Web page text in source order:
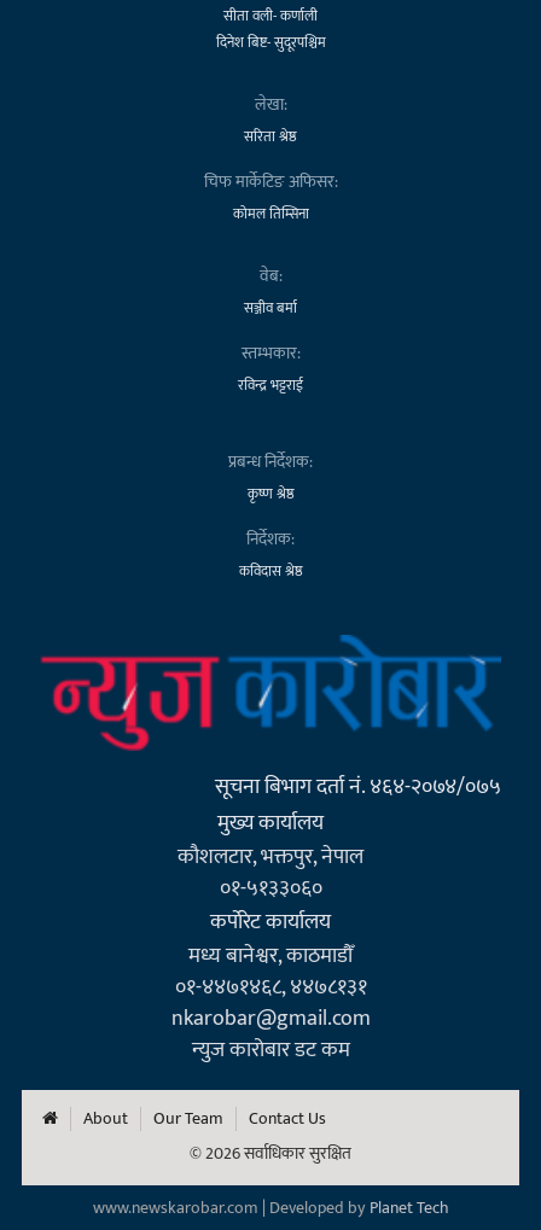
सीता वली- कर्णाली
दिनेश बिष्ट- सुदूरपश्चिम
लेखा:
सरिता श्रेष्ठ
चिफ मार्केटिङ अफिसर:
कोमल तिम्सिना
वेब:
सञ्जीव बर्मा
स्तम्भकार:
रविन्द्र भट्टराई
प्रबन्ध निर्देशक:
कृष्ण श्रेष्ठ
निर्देशक:
कविदास श्रेष्ठ
सूचना बिभाग दर्ता नं. ४६४-२०७४/०७५
मुख्य कार्यालय
कौशलटार, भक्तपुर, नेपाल
०१-५१३३०६०
कर्पाेरेट कार्यालय
मध्य बानेश्वर, काठमाडौँ
०१-४४७१४६८, ४४७८१३१
nkarobar@gmail.com
न्युज कारोबार डट कम
About Our Team
Contact Us
© 2026 सर्वाधिकार सुरक्षित
www.newskarobar.com | Developed byPlanet Tech